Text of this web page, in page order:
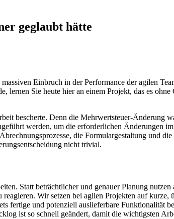
geglaubt hätte
Einbruch in der Performance der agilen
lernen Sie heute hier an einem Projekt, das es
bescherte. Denn die Mehrwertsteuer-Änderung
werden, um die erforderlichen Änderungen
die Formulargestaltung und die
nicht trivial.
Statt beträchtlicher und genauer Planung nutzen
Wir setzen bei agilen Projekten auf kurze,
fertige und potenziell auslieferbare Funktionalität
ist so schnell geändert, damit die wichtigsten